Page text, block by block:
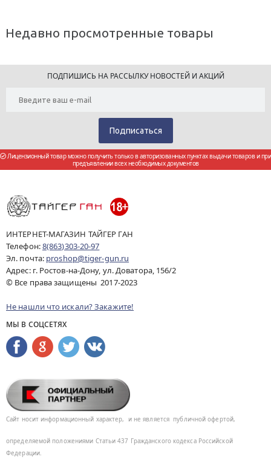
Недавно просмотренные товары
ПОДПИШИСЬ НА РАССЫЛКУ НОВОСТЕЙ И АКЦИЙ
Лицензионный товар можно получить только в авторизованных пунктах выдачи товаров и при
предъявлении всех необходимых документов
ИНТЕРНЕТ-МАГАЗИН ТАЙГЕР ГАН
Телефон:8(863)303-20-97
Эл. почта: proshop@tiger-gun.ru
Адрес: г. Ростов-на-Дону, ул. Доватора, 156/2
© Все права защищены 2017-2023
Не нашли что искали? Закажите!
МЫ В СОЦСЕТЯХ
Сайт носит информационный характер, и не является публичной офертой,
определяемой положениями Статьи 437 Гражданского кодекса Российской
Федерации.